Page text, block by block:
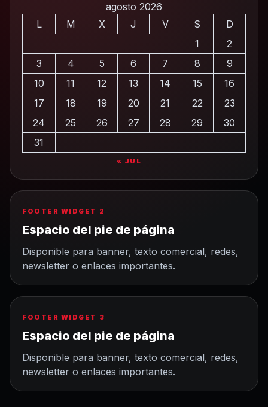
agosto 2026
L
M X J V S
D
1
2
3
4 5 6 7 8
9
10
11 12 13 14 15
16
17
18 19 20 21 22
23
24
25 26 27 28 29
30
31
« JUL
FOOTER WIDGET 2
Espacio del pie de página
Disponible para banner, texto comercial, redes,
newsletter o enlaces importantes.
FOOTER WIDGET 3
Espacio del pie de página
Disponible para banner, texto comercial, redes,
newsletter o enlaces importantes.